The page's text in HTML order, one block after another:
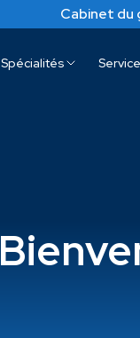
Cabinet du
Spécialités